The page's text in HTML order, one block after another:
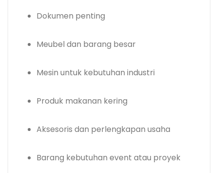
Dokumen penting
Meubel dan barang besar
Mesin untuk kebutuhan industri
Produk makanan kering
Aksesoris dan perlengkapan usaha
Barang kebutuhan event atau proyek